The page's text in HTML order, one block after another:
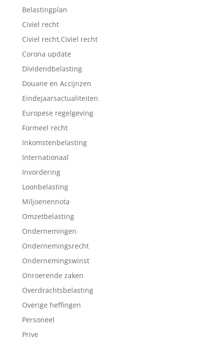
Belastingplan
Civiel recht
Civiel recht,Civiel recht
Corona update
Dividendbelasting
Douane en Accijnzen
Eindejaarsactualiteiten
Europese regelgeving
Formeel recht
Inkomstenbelasting
Internationaal
Invordering
Loonbelasting
Miljoenennota
Omzetbelasting
Ondernemingen
Ondernemingsrecht
Ondernemingswinst
Onroerende zaken
Overdrachtsbelasting
Overige heffingen
Personeel
Prive